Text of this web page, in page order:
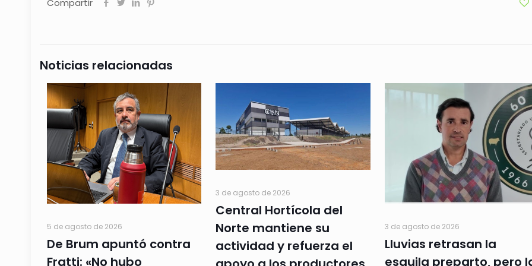
Compartir
Noticias relacionadas
5 de agosto de 2026
De Brum apuntó contra
Fratti: «No hubo
3 de agosto de 2026
Central Hortícola del
Norte mantiene su
actividad y refuerza el
3 de agosto de 2026
Lluvias retrasan la
esquila preparto, pero